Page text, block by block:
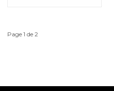
Page 1 de 2